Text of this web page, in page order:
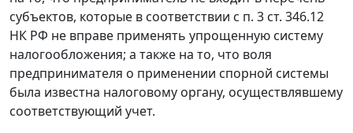
субъектов, которые в соответствии с п. 3 ст. 346.12
НК РФ не вправе применять упрощенную систему
налогообложения; а также на то, что воля
предпринимателя о применении спорной системы
была известна налоговому органу, осуществлявшему
соответствующий учет.